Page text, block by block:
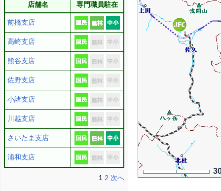
店舗名 専門職員駐在
前橋支店
高崎支店
熊谷支店
佐野支店
小諸支店
川越支店
さいたま支店
浦和支店
1 2 次へ